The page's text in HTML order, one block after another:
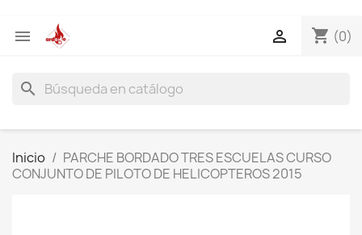
 shopping_cart (0)

search
Inicio
PARCHE BORDADO TRES ESCUELAS CURSO
CONJUNTO DE PILOTO DE HELICOPTEROS 2015